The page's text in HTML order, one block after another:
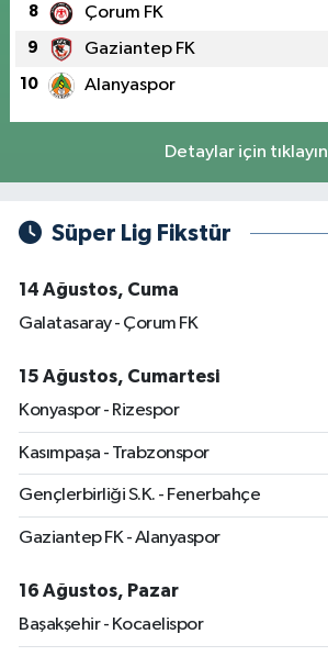
8 Çorum FK
9 Gaziantep FK
10 Alanyaspor
Detaylar için tıklayın
Süper Lig Fikstür
14 Ağustos, Cuma
Galatasaray - Çorum FK
15 Ağustos, Cumartesi
Konyaspor - Rizespor
Kasımpaşa - Trabzonspor
Gençlerbirliği S.K. - Fenerbahçe
Gaziantep FK - Alanyaspor
16 Ağustos, Pazar
Başakşehir - Kocaelispor